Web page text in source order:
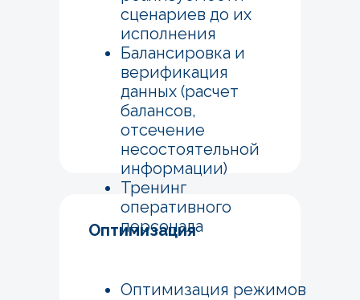
Оптимизация
Оптимизация режимов
сценариев до их
исполнения
Балансировка и
верификация
данных (расчет
балансов,
отсечение
несостоятельной
информации)
Тренинг
оперативного
персонала